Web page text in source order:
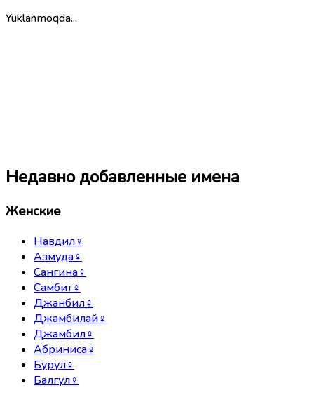
Yuklanmoqda...
Недавно добавленные имена
Женские
Навдил♀
Азмуда♀
Сангина♀
Самбит♀
Джанбил♀
Джамбилай♀
Джамбил♀
Абриниса♀
Бурул♀
Балгул♀